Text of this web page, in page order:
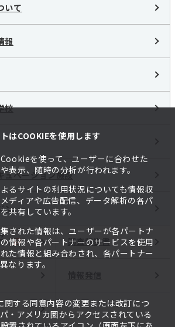
はCOOKIEを使用します
を使って、ユーザーに合わせた
表示、随時の分析が行われます。
るサイトの利用状況についても情報収
ディアや広告配信、データ解析の各パ
共有しています。
された情報は、ユーザーが各パートナ
情報や各パートナーのサービスを使用
た情報と組み合わされ、各パートナー
なります。
する同意内容の変更または改訂につ
・アメリカ圏からアクセスされている
いて
報
校
ュベーション施設
ン
調査報告書